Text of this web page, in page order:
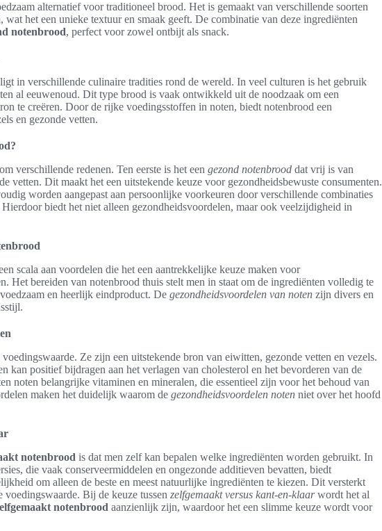
alternatief voor traditioneel brood. Het is gemaakt van verschillende soorten
wat het een unieke textuur en smaak geeft. De combinatie van deze ingrediënten
notenbrood, perfect voor zowel ontbijt als snack.
ligt in verschillende culinaire tradities rond de wereld. In veel culturen is het gebruik
al eeuwenoud. Dit type brood is vaak ontwikkeld uit de noodzaak om een
te creëren. Door de rijke voedingsstoffen in noten, biedt notenbrood een
en gezonde vetten.
verschillende redenen. Ten eerste is het een gezond notenbrood dat vrij is van
vetten. Dit maakt het een uitstekende keuze voor gezondheidsbewuste consumenten.
worden aangepast aan persoonlijke voorkeuren door verschillende combinaties
biedt het niet alleen gezondheidsvoordelen, maar ook veelzijdigheid in
scala aan voordelen die het een aantrekkelijke keuze maken voor
Het bereiden van notenbrood thuis stelt men in staat om de ingrediënten volledig te
en heerlijk eindproduct. De gezondheidsvoordelen van noten zijn divers en
Ze zijn een uitstekende bron van eiwitten, gezonde vetten en vezels.
kan positief bijdragen aan het verlagen van cholesterol en het bevorderen van de
noten belangrijke vitaminen en mineralen, die essentieel zijn voor het behoud van
maken het duidelijk waarom de gezondheidsvoordelen noten niet over het hoofd
notenbrood is dat men zelf kan bepalen welke ingrediënten worden gebruikt. In
die vaak conserveermiddelen en ongezonde additieven bevatten, biedt
om alleen de beste en meest natuurlijke ingrediënten te kiezen. Dit versterkt
voedingswaarde. Bij de keuze tussen zelfgemaakt versus kant-en-klaarwordt het al
notenbrood aanzienlijk zijn, waardoor het een slimme keuze wordt voor